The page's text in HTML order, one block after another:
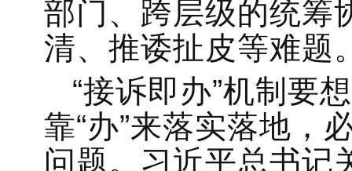
部门、跨层级的统筹
清、推诿扯皮等难题
“接诉即办”机制要
靠“办”来落实落地，
问题。习近平总书记